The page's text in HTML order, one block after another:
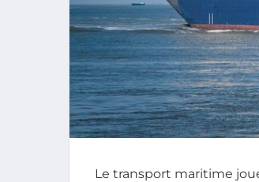
Le transport maritime